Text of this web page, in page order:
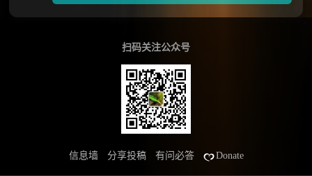
扫码关注公众号
信息墙 分享投稿 有问必答 Donate